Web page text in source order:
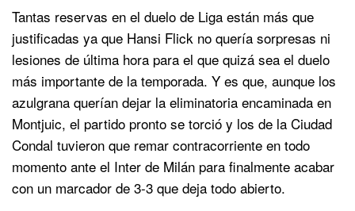
Tantas reservas en el duelo de Liga están más que
justificadas ya que Hansi Flick no quería sorpresas ni
lesiones de última hora para el que quizá sea el duelo
más importante de la temporada. Y es que, aunque los
azulgrana querían dejar la eliminatoria encaminada en
Montjuic, el partido pronto se torció y los de la Ciudad
Condal tuvieron que remar contracorriente en todo
momento ante el Inter de Milán para finalmente acabar
con un marcador de 3-3 que deja todo abierto.